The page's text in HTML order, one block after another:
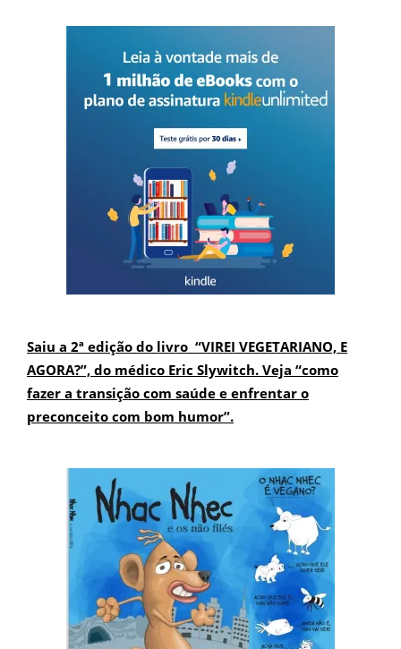
Saiu a 2ª edição do livro “VIREI VEGETARIANO, E
AGORA?”, do médico Eric Slywitch. Veja “como
fazer a transição com saúde e enfrentar o
preconceito com bom humor”.